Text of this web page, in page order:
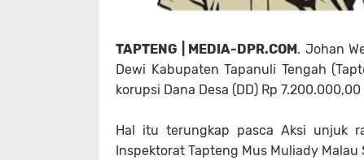
TAPTENG | MEDIA-DPR.COM. Johan
Dewi Kabupaten Tapanuli Tengah
korupsi Dana Desa (DD) Rp 7.200.000,00
Hal itu terungkap pasca Aksi unjuk
Inspektorat Tapteng Mus Muliady Malau